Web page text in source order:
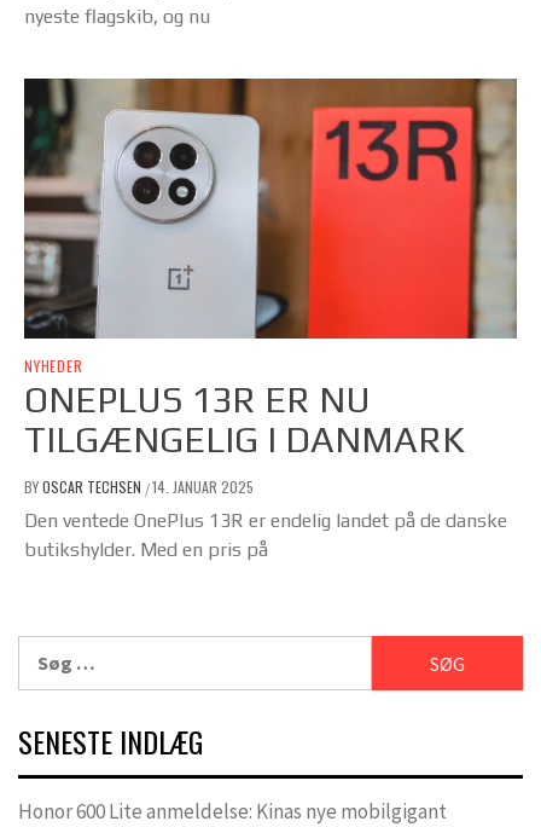
nyeste flagskib, og nu
NYHEDER
ONEPLUS 13R ER NU
TILGÆNGELIG I DANMARK
BYOSCAR TECHSEN /14. JANUAR 2025
Den ventede OnePlus 13R er endelig landet på de danske
butikshylder. Med en pris på
efter:
SENESTE INDLÆG
Honor 600 Lite anmeldelse: Kinas nye mobilgigant